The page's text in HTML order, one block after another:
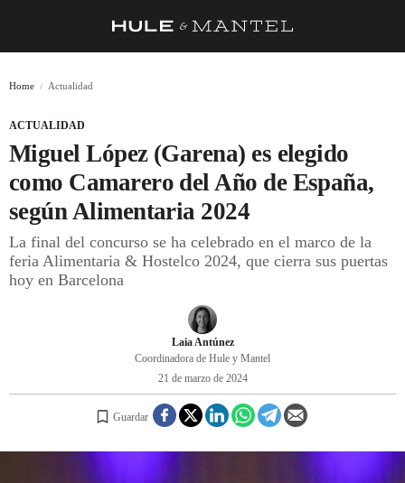
BARRAS Y ESTRELLAS
DÓNDE COMER
ÍDOLOS DE MESAS
CUADERNO DE VIAJE
REGISTRO
Home Actualidad
ACTUALIDAD
Miguel López (Garena) es elegido
como Camarero del Año de España,
según Alimentaria 2024
La final del concurso se ha celebrado en el marco de la
feria Alimentaria & Hostelco 2024, que cierra sus puertas
hoy en Barcelona
Laia Antúnez
Coordinadora de Hule y Mantel
21 de marzo de 2024
Guardar